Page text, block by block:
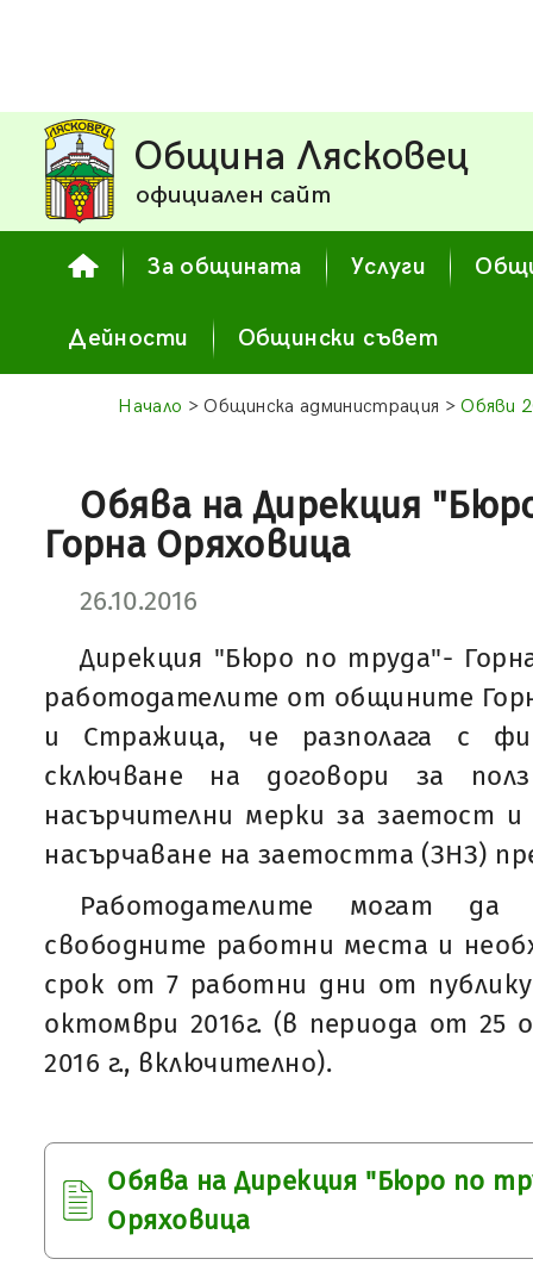
Община Лясковец
официален сайт
За общината Услуги
Дейности Общински съвет
Начало > Общинска администрация >Обяви
Обява на Дирекция
Горна Оряховица
26.10.2016
Дирекция "Бюро по труда"-
работодателите от общините
и Стражица, че разполага с
сключване на договори за
насърчителни мерки за заетост и
насърчаване на заетостта (ЗНЗ)
Работодателите могат да
свободните работни места и
срок от 7 работни дни от
октомври 2016г. (в периода от 25
2016 г., включително).
Обява на Дирекция "Бюро по
Оряховица